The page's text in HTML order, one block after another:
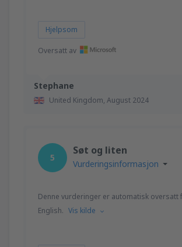
Stephane
United Kingdom, August 2024
Hjelpsom
Oversatt av
5
Søt og liten
Vurderingsinformasjon
Denne vurderinger er automatisk oversatt
English. Vis kilde